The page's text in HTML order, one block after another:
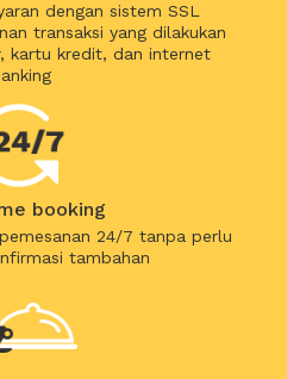
dengan sistem SSL
transaksi yang dilakukan
kartu kredit, dan internet
booking
24/7 tanpa perlu
tambahan